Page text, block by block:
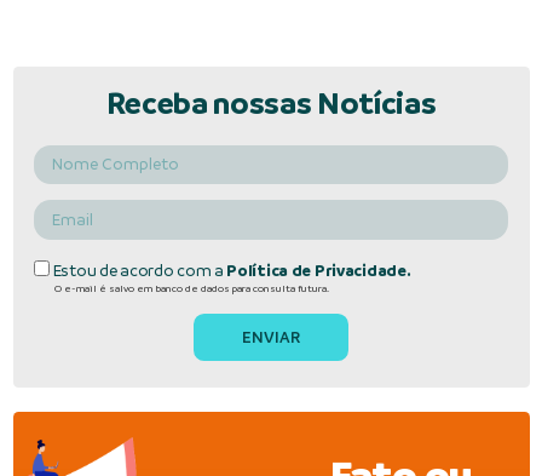
Receba nossas Notícias
Estou de acordo com a Política de Privacidade.
O e-mail é salvo em banco de dados para consulta futura.